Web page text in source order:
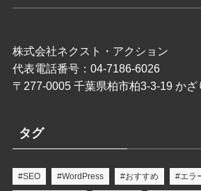
株式会社ネクスト・アクション
代表電話番号：04-7186-6026
〒277-0005 千葉県柏市柏3-3-19 かざ
タグ
#SEO #WordPress #おすすめ #エラ